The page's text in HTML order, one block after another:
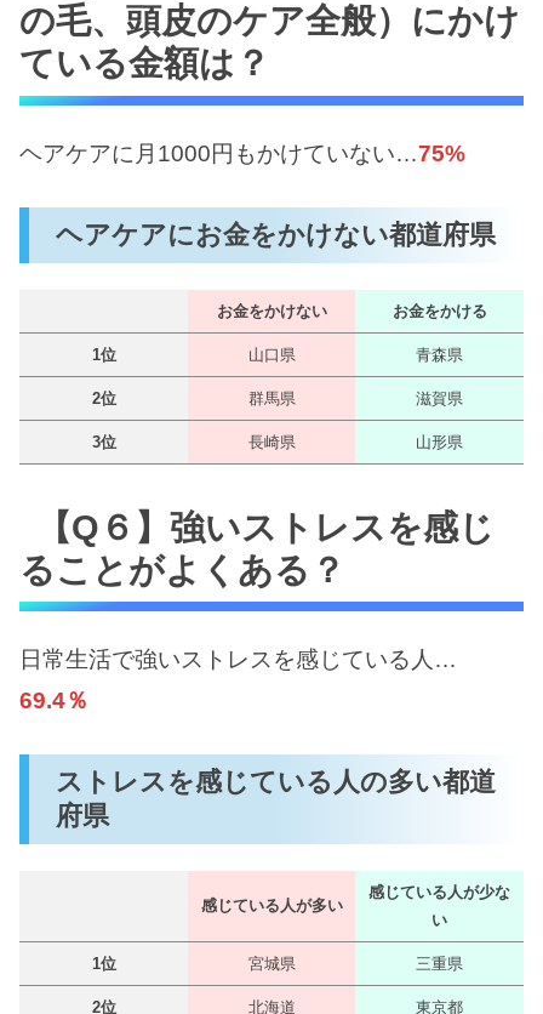
の毛、頭皮のケア全般）にかけ
ている金額は？
ヘアケアに月1000円もかけていない…75%
ヘアケアにお金をかけない都道府県
お金をかけない お金をかける
1位 山口県 青森県
2位 群馬県 滋賀県
3位 長崎県 山形県
【Q６】強いストレスを感じ
ることがよくある？
日常生活で強いストレスを感じている人…
69.4％
ストレスを感じている人の多い都道
府県
感じている人が多い
感じている人が少な
い
1位 宮城県 三重県
2位 北海道 東京都